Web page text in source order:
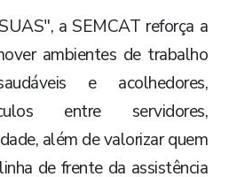
a SEMCAT reforça a
ambientes de trabalho
e acolhedores,
entre servidores,
além de valorizar quem
de frente da assistência